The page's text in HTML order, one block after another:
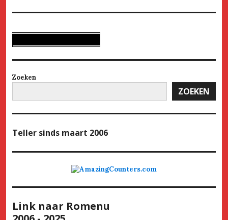
Zoeken
ZOEKEN
Teller sinds maart 2006
Link naar Romenu